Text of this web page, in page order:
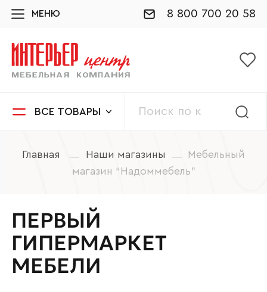
МЕНЮ 8 800 700 20 58
ВСЕ ТОВАРЫ
Главная Наши магазины
Мебельный
магазин “Надоммебель”
ПЕРВЫЙ
ГИПЕРМАРКЕТ
МЕБЕЛИ